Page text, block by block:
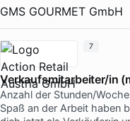
GMS GOURMET GmbH
Verkaufsmitarbeiter/in
Anzahl der Stunden/
Spaß an der Arbeit haben
7